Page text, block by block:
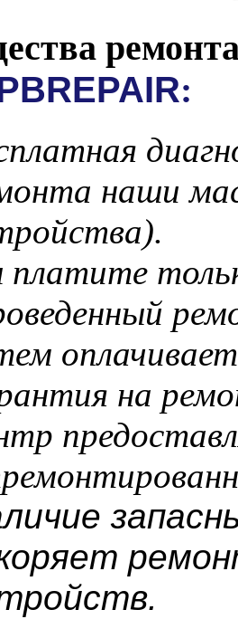
:
наши
на